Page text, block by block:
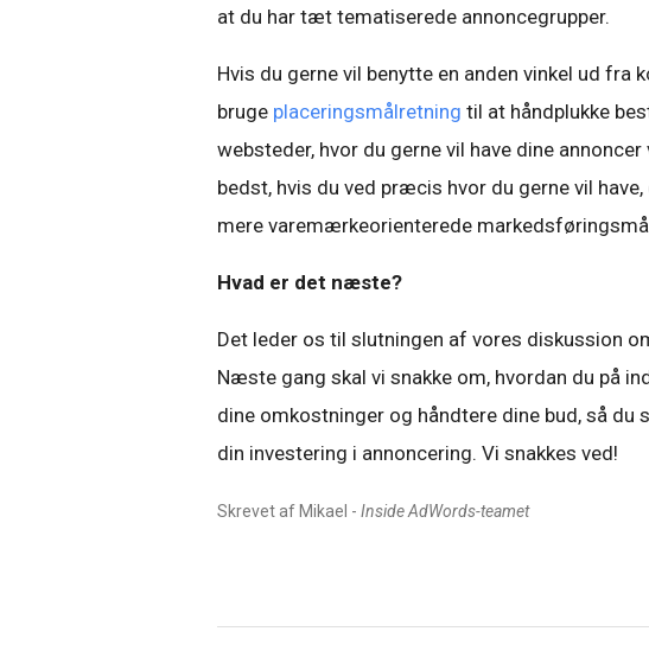
at du har tæt tematiserede annoncegrupper.
Hvis du gerne vil benytte en anden vinkel ud fra
bruge placeringsmålretning til at håndplukke
websteder, hvor du gerne vil have dine
bedst, hvis du ved præcis hvor du gerne vil
mere varemærkeorienterede
Hvad er det næste?
Det leder os til slutningen af vores diskussion
Næste gang skal vi snakke om, hvordan du på
dine omkostninger og håndtere dine bud, så
din investering i annoncering. Vi snakkes ved!
Skrevet af Mikael - Inside AdWords-teamet